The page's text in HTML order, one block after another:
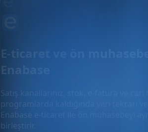
E-ticaret ve ön
Enabase
Satış kanallarınız, stok, e-fatura ve cari
programlarda kaldığında veri tekrarı
Enabase e-ticaret ile ön muhasebeyi
birleştirir.